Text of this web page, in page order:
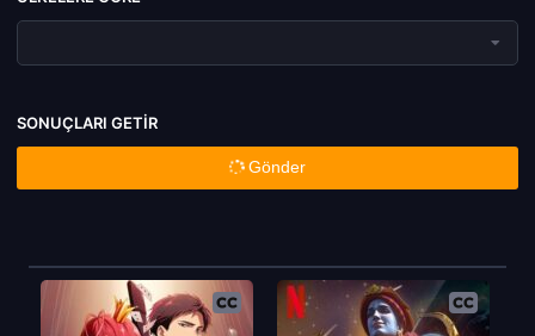
SONUÇLARI GETIR
Gönder